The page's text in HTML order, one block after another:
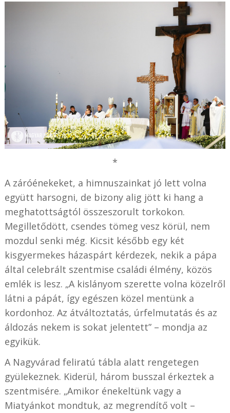
*
A záróénekeket, a himnuszainkat jó lett volna
együtt harsogni, de bizony alig jött ki hang a
meghatottságtól összeszorult torkokon.
Megilletődött, csendes tömeg vesz körül, nem
mozdul senki még. Kicsit később egy két
kisgyermekes házaspárt kérdezek, nekik a pápa
által celebrált szentmise családi élmény, közös
emlék is lesz. „A kislányom szerette volna közelről
látni a pápát, így egészen közel mentünk a
kordonhoz. Az átváltoztatás, úrfelmutatás és az
áldozás nekem is sokat jelentett” – mondja az
egyikük.
A Nagyvárad feliratú tábla alatt rengetegen
gyülekeznek. Kiderül, három busszal érkeztek a
szentmisére. „Amikor énekeltünk vagy a
Miatyánkot mondtuk, az megrendítő volt –